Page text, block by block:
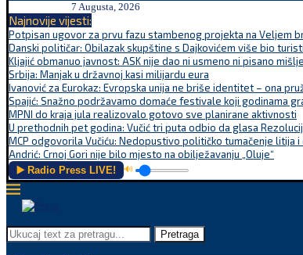
7 Augusta, 2026
Najnovije vijesti:
Potpisan ugovor za prvu fazu stambenog projekta na Veljem
Danski političar: Obilazak skupštine s Dajkovićem više bio
Kljajić obmanuo javnost: ASK nije dao ni usmeno ni pisano
Srbija: Manjak u državnoj kasi milijardu eura
Ivanović za Eurokaz: Evropska unija ne briše identitet – ona
Spajić: Snažno podržavamo domaće festivale koji godinama
MPNI do kraja jula realizovalo gotovo sve planirane aktivnosti
U prethodnih pet godina: Vučić tri puta odbio da glasa
MCP odgovorila Vučiću: Nedopustivo političko tumačenje litija i
Andrić: Crnoj Gori nije bilo mjesto na obilježavanju „Oluje“
▶️ Radio Press LIVE! 🔊
Pretraga